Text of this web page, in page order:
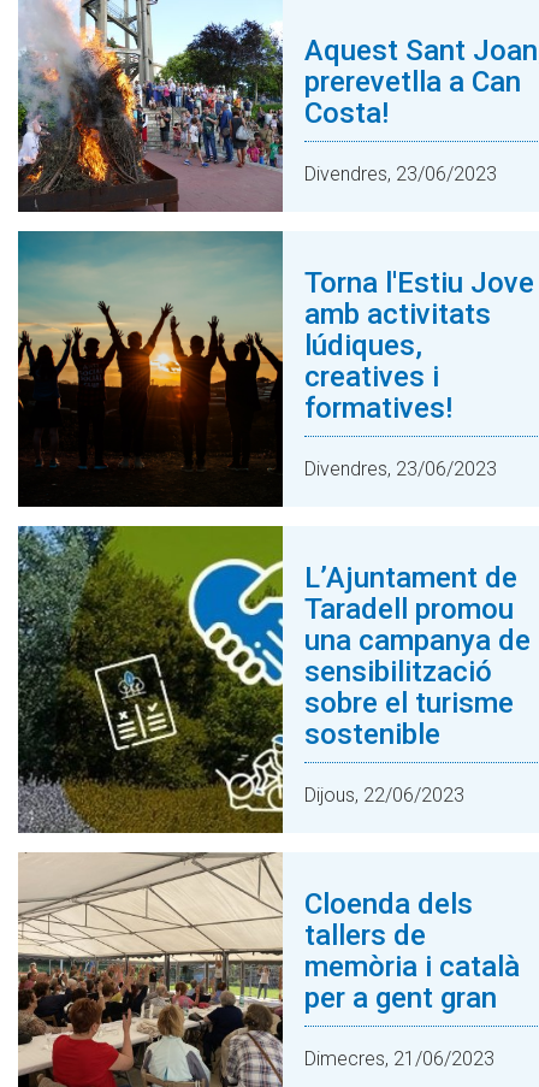
Aquest Sant
prerevetlla a Can
Costa!
Divendres, 23/06/2023
Torna l'Estiu Jove
amb activitats
lúdiques,
creatives i
formatives!
Divendres, 23/06/2023
L’Ajuntament de
Taradell promou
una campanya de
sensibilització
sobre el turisme
sostenible
Dijous, 22/06/2023
Cloenda dels
tallers de
memòria i català
per a gent gran
Dimecres, 21/06/2023